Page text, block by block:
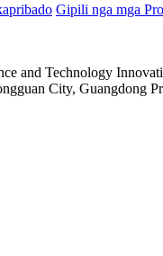
Gipili nga mga
and Technology
City, Guangdong